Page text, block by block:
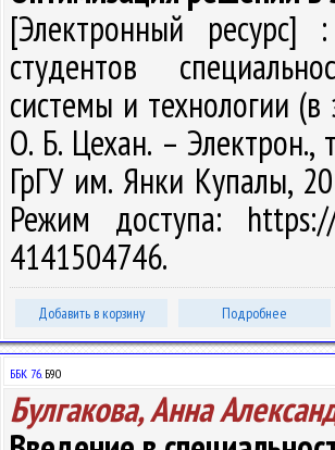
[Электронный ресурс]
студентов
системы и технологии
О. Б. Цехан. – Электрон.,
ГрГУ им. Янки Купалы,
Режим доступа:
4141504746.
Добавить в корзину Подробнее
ББК 76.Б90
Булгакова, Анна